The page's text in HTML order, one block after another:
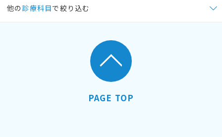
他の 診療科目で絞り込む
PAGE TOP